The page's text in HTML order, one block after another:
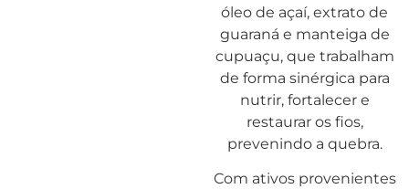
óleo de açaí, extrato de
guaraná e manteiga de
cupuaçu, que trabalham
de forma sinérgica para
nutrir, fortalecer e
restaurar os fios,
prevenindo a quebra.
Com ativos provenientes